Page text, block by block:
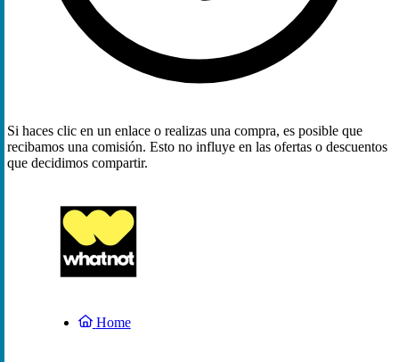
Si haces clic en un enlace o realizas una compra, es posible que
recibamos una comisión. Esto no influye en las ofertas o descuentos
que decidimos compartir.
Home